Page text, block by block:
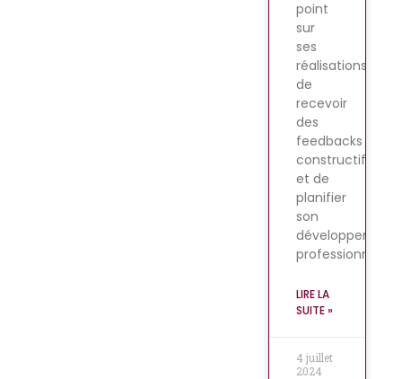
point
sur
ses
réalisations,
de
recevoir
des
feedbacks
constructifs
et de
planifier
son
développement
professionnel.
LIRE LA
SUITE »
4 juillet
2024